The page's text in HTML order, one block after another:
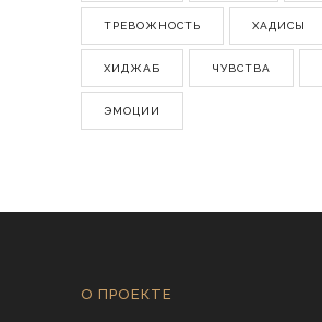
ТРЕВОЖНОСТЬ ХАДИСЫ
ХИДЖАБ ЧУВСТВА
ЭМОЦИИ
О ПРОЕКТЕ